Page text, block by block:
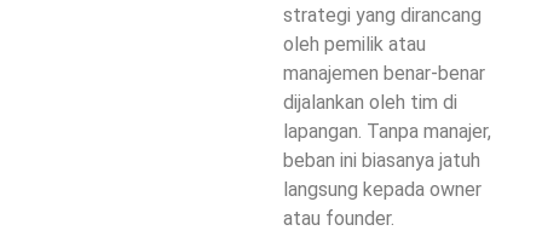
strategi yang dirancang
oleh pemilik atau
manajemen benar-benar
dijalankan oleh tim di
lapangan. Tanpa manajer,
beban ini biasanya jatuh
langsung kepada owner
atau founder.